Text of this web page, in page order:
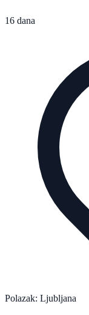
16 dana
Polazak: Ljubljana